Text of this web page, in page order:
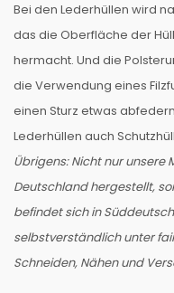
Bei den Lederhüllen wird
das die Oberfläche der
hermacht. Und die
die Verwendung eines
einen Sturz etwas
Lederhüllen auch
Übrigens: Nicht nur
Deutschland hergestellt,
befindet sich in
selbstverständlich unter
Schneiden, Nähen und